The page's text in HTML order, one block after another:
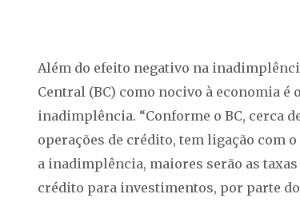
Além do efeito negativo na
Central (BC) como nocivo à economia
inadimplência. “Conforme o BC, cerca
operações de crédito, tem ligação com
a inadimplência, maiores serão as
crédito para investimentos, por parte